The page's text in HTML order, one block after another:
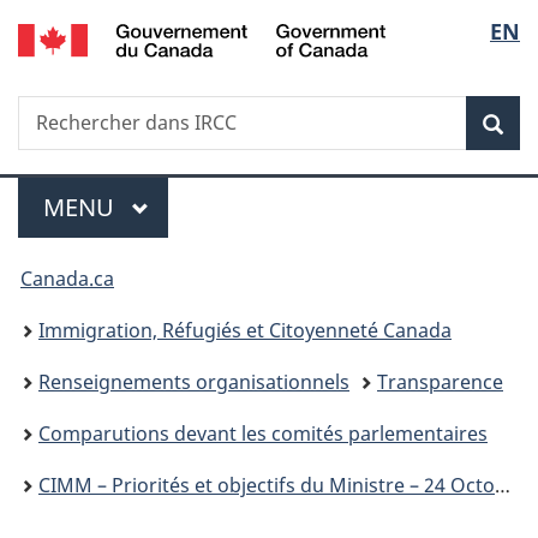
Passer
au
Passer
à
du
Passer
à
simplifiée
de
la
EN
Recherche
Rechercher
dans
Menu
MENU PRINCIPAL
Vous
êtes
ici :
Canada.ca
Immigration, Réfugiés et Citoyenneté Canada
Renseignements organisationnels
Transparence
Comparutions devant les comités parlementaires
CIMM – Priorités et objectifs du Ministre – 24 Octobre 2023